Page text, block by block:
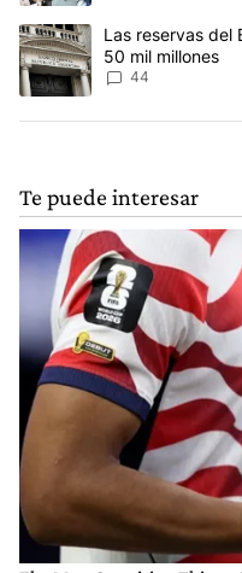
Un artículo de tendencia
Las reservas del
50 mil millones
44